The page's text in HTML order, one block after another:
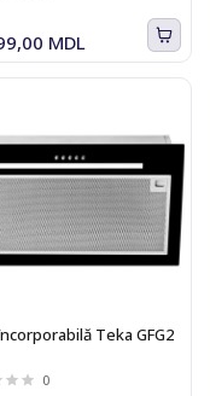
MDL
Teka GFG2
0